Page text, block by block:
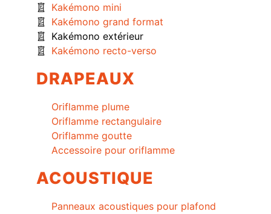
Kakémono mini
Kakémono grand format
Kakémono extérieur
Kakémono recto-verso
DRAPEAUX
Oriflamme plume
Oriflamme rectangulaire
Oriflamme goutte
Accessoire pour oriflamme
ACOUSTIQUE
Panneaux acoustiques pour plafond